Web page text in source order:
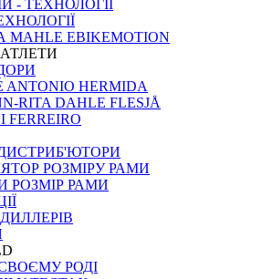
- ТЕХНОЛОГІЇ
EBIKEMOTION
ANTONIO HERMIDA
RITA DAHLE FLESJÅ
FERREIRO
РОЗМIРУ РАМИ
РОЗМІР РАМИ
РОДI